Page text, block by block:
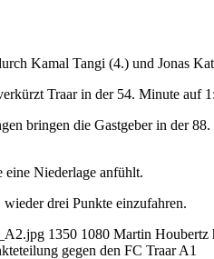
Kamal Tangi (4.) und Jonas
Traar in der 54. Minute
bringen die Gastgeber in der
eine Niederlage anfühlt.
drei Punkte einzufahren.
1350 1080 Martin Houbertz
gegen den FC Traar A1